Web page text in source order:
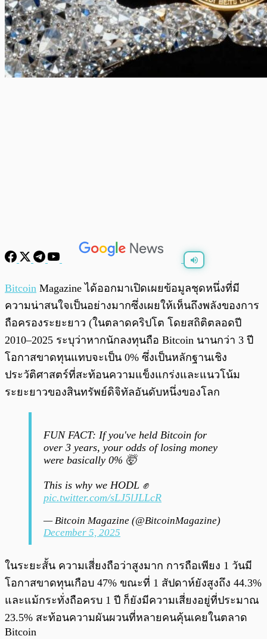
0:00/ 0:00
Bitcoin Magazine ได้ออกมาเปิดเผยข้อมูลชุดหนึ่งที่มี
ความน่าสนใจเป็นอย่างมากซึ่งเผยให้เห็นถึงพลังของการ
ถือครองระยะยาว (ในตลาดคริปโต โดยสถิติตลอดปี
2010–2025 ระบุว่าหากนักลงทุนถือ Bitcoin นานกว่า 3 ปี
โอกาสขาดทุนแทบจะเป็น 0% ซึ่งเป็นหลักฐานเชิง
ประวัติศาสตร์ที่สะท้อนความแข็งแกร่งและแนวโน้ม
ระยะยาวของสินทรัพย์ดิจิทัลอันดับหนึ่งของโลก
FUN FACT: If you've held Bitcoin for
over 3 years, your odds of losing money
were basically 0% 🤯
This is why we HODL ✊
pic.twitter.com/sLJ5lJLLcR
— Bitcoin Magazine (@BitcoinMagazine)
December 5, 2025
ในระยะสั้น ความเสี่ยงถือว่าสูงมาก การถือเพียง 1 วันมี
โอกาสขาดทุนเกือบ 47% ขณะที่ 1 สัปดาห์ยังสูงถึง 44.3%
และแม้กระทั่งถือครบ 1 ปี ก็ยังมีความเสี่ยงอยู่ที่ประมาณ
23.5% สะท้อนความผันผวนที่หลายคนคุ้นเคยในตลาด
Bitcoin